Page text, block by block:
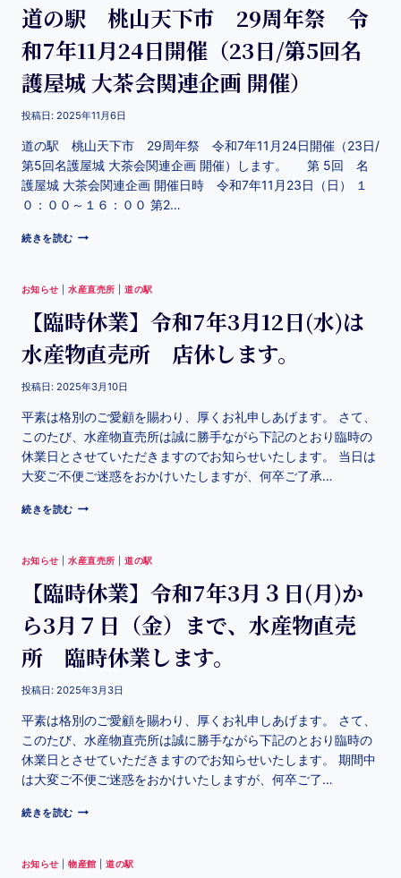
道の駅 桃山天下市 29周年祭 令
和7年11月24日開催（23日/第5回名
護屋城 大茶会関連企画 開催）
投稿日: 2025年11月6日
道の駅 桃山天下市 29周年祭 令和7年11月24日開催（23日/
第5回名護屋城 大茶会関連企画 開催）します。 第 5回 名
護屋城 大茶会関連企画 開催日時 令和7年11月23日（日） １
０：００～１６：００ 第2…
続きを読む
お知らせ |水産直売所 |道の駅
【臨時休業】令和7年3月12日(水)は
水産物直売所 店休します。
投稿日: 2025年3月10日
平素は格別のご愛顧を賜わり、厚くお礼申しあげます。 さて、
このたび、水産物直売所は誠に勝手ながら下記のとおり臨時の
休業日とさせていただきますのでお知らせいたします。 当日は
大変ご不便ご迷惑をおかけいたしますが、何卒ご了承…
続きを読む
お知らせ |水産直売所 |道の駅
【臨時休業】令和7年3月３日(月)か
ら3月７日（金）まで、水産物直売
所 臨時休業します。
投稿日: 2025年3月3日
平素は格別のご愛顧を賜わり、厚くお礼申しあげます。 さて、
このたび、水産物直売所は誠に勝手ながら下記のとおり臨時の
休業日とさせていただきますのでお知らせいたします。 期間中
は大変ご不便ご迷惑をおかけいたしますが、何卒ご了…
続きを読む
お知らせ |物産館 |道の駅